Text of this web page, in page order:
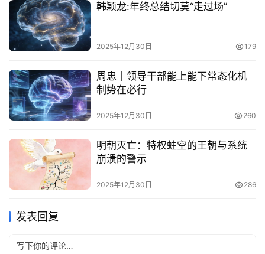
韩颖龙:年终总结切莫“走过场”
2025年12月30日 179
周忠｜领导干部能上能下常态化机
制势在必行
2025年12月30日 260
明朝灭亡：特权蛀空的王朝与系统
崩溃的警示
2025年12月30日 286
发表回复